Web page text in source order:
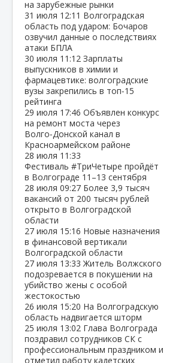
на зарубежные рынки
31 июля 12:11 Волгоградская
область под ударом: Бочаров
озвучил данные о последствиях
атаки БПЛА
30 июля 11:12 Зарплаты
выпускников в химии и
фармацевтике: волгоградские
вузы закрепились в топ‑15
рейтинга
29 июля 17:46 Объявлен конкурс
на ремонт моста через
Волго‑Донской канал в
Красноармейском районе
28 июля 11:33
Фестиваль #ТриЧетыре пройдёт
в Волгограде 11–13 сентября
28 июля 09:27 Более 3,9 тысяч
вакансий от 200 тысяч рублей
открыто в Волгоградской
области
27 июля 15:16 Новые назначения
в финансовой вертикали
Волгоградской области
27 июля 13:33Житель Волжского
подозревается в покушении на
убийство жены с особой
жестокостью
26 июля 15:20 На Волгоградскую
область надвигается шторм
25 июля 13:02 Глава Волгограда
поздравил сотрудников СК с
профессиональным праздником и
отметил работу кадетских